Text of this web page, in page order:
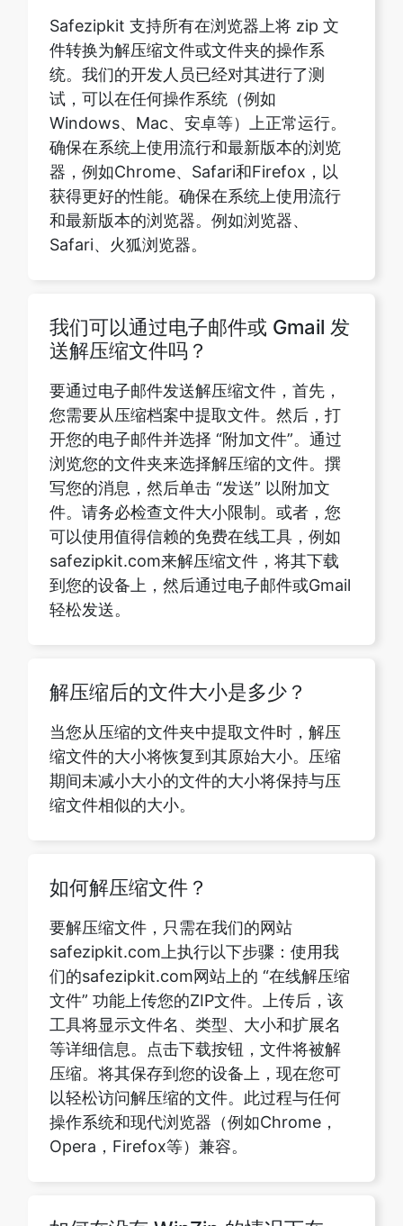
试，可以在任何操作系统（例如
Windows、Mac、安卓等）上正常运行。
确保在系统上使用流行和最新版本的浏览
器，例如Chrome、Safari和Firefox，以
获得更好的性能。确保在系统上使用流行
和最新版本的浏览器。例如浏览器、
Safari、火狐浏览器。
我们可以通过电子邮件或 Gmail 发
您需要从压缩档案中提取文件。然后，打
开您的电子邮件并选择 “附加文件”。通过
浏览您的文件夹来选择解压缩的文件。撰
写您的消息，然后单击 “发送” 以附加文
件。请务必检查文件大小限制。或者，您
可以使用值得信赖的免费在线工具，例如
safezipkit.com来解压缩文件，将其下载
到您的设备上，然后通过电子邮件或Gmail
轻松发送。
解压缩后的文件大小是多少？
期间未减小大小的文件的大小将保持与压
缩文件相似的大小。
如何解压缩文件？
们的safezipkit.com网站上的 “在线解压缩
文件” 功能上传您的ZIP文件。上传后，该
工具将显示文件名、类型、大小和扩展名
等详细信息。点击下载按钮，文件将被解
压缩。将其保存到您的设备上，现在您可
以轻松访问解压缩的文件。此过程与任何
操作系统和现代浏览器（例如Chrome，
Opera，Firefox等）兼容。
如何在没有 WinZip 的情况下在